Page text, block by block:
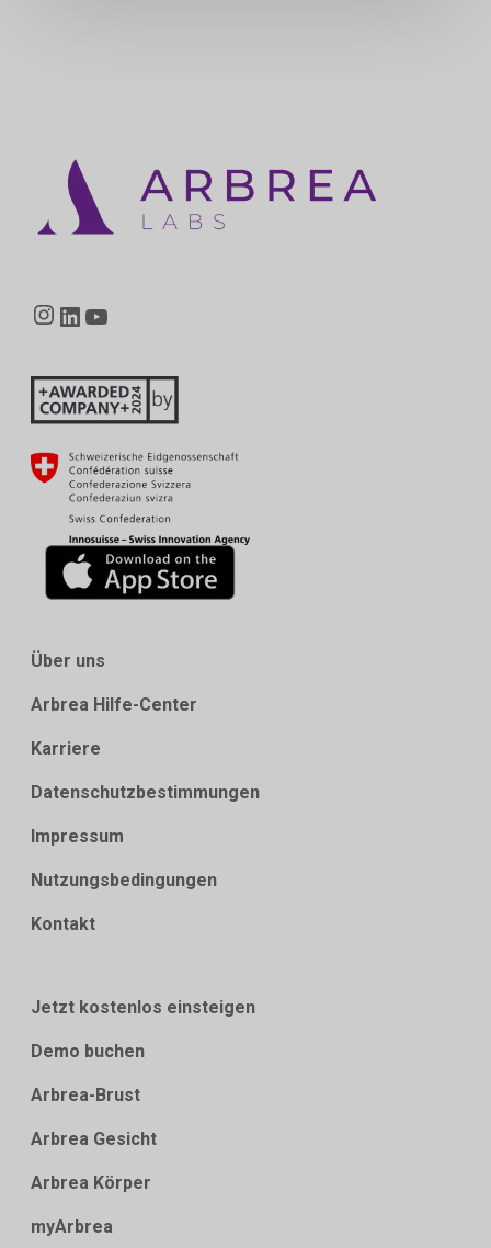
Instagram
LinkedIn
Über uns
Arbrea Hilfe-Center
Karriere
Datenschutzbestimmungen
Impressum
Nutzungsbedingungen
Kontakt
Jetzt kostenlos einsteigen
Demo buchen
Arbrea-Brust
Arbrea Gesicht
Arbrea Körper
myArbrea